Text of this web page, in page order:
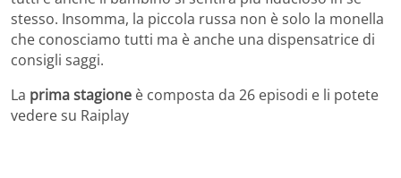
stesso. Insomma, la piccola russa non è solo la monella
che conosciamo tutti ma è anche una dispensatrice di
consigli saggi.
La prima stagione è composta da 26 episodi e li potete
vedere su Raiplay